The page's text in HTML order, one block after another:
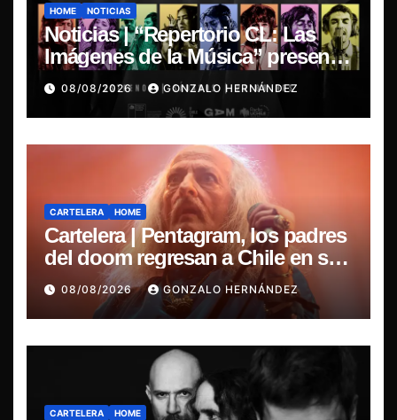
HOME NOTICIAS
Noticias | “Repertorio CL: Las
Imágenes de la Música” presenta
la esencia del nuevo sonido
nacional
08/08/2026 GONZALO HERNÁNDEZ
CARTELERA HOME
Cartelera | Pentagram, los padres
del doom regresan a Chile en su
última misa
08/08/2026 GONZALO HERNÁNDEZ
CARTELERA HOME